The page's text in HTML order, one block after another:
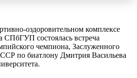
оздоровительном комплексе
состоялась встреча
чемпиона, Заслуженного
по биатлону Дмитрия Васильева